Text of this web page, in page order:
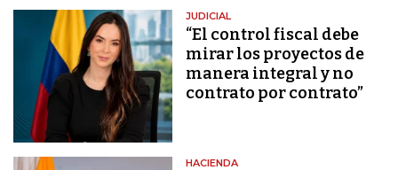
JUDICIAL
“El control fiscal debe
mirar los proyectos de
manera integral y no
contrato por contrato”
HACIENDA